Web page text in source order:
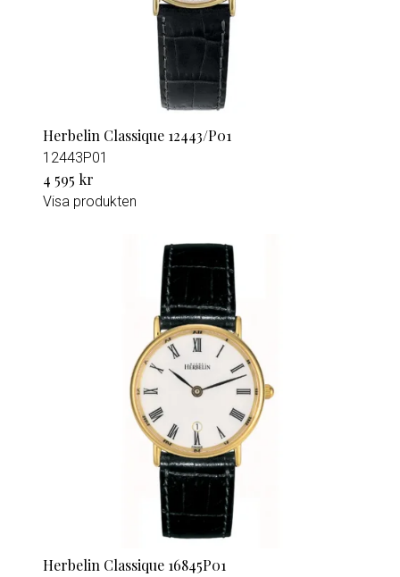
Herbelin Classique 12443/P01
12443P01
4 595 kr
Visa produkten
Herbelin Classique 16845P01